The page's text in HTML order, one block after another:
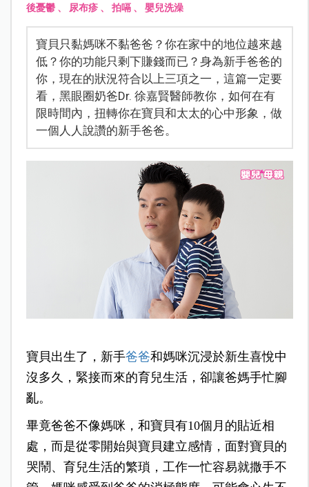
後憂鬱、 尿布疹、 拍嗝、 嬰兒洗澡
寶貝只黏媽咪不黏爸爸？你在家中的地位越來越
低？你的功能只剩下賺錢而已？身為新手爸爸的
你，現在的狀況符合以上三項之一，這篇一定要
看，黑眼圈奶爸Dr. 徐嘉賢醫師教你，如何在有
限時間內，扭轉你在寶貝和太太的心中形象，做
一個人人說讚的新手爸爸。
寶貝出生了，新手爸爸和媽咪沉浸於新生喜悅中
沒多久，緊接而來的育兒生活，卻讓爸媽手忙腳
亂。
畢竟爸爸不像媽咪，和寶貝有10個月的貼近相
處，而是從零開始與寶貝建立感情，面對寶貝的
哭鬧、育兒生活的繁瑣，工作一忙容易就撒手不